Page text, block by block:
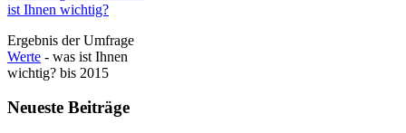
Ergebnis der Umfrage
Werte - was ist Ihnen
wichtig? bis 2015
Neueste Beiträge